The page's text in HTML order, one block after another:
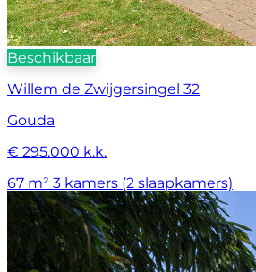
Beschikbaar
Willem de Zwijgersingel 32
Gouda
€ 295.000 k.k.
67 m² 3 kamers (2 slaapkamers)